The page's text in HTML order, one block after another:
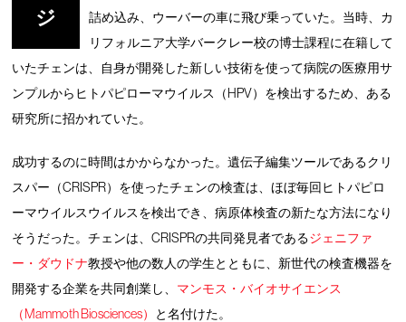
ジ
詰め込み、ウーバーの車に飛び乗っていた。当時、カ
リフォルニア大学バークレー校の博士課程に在籍して
いたチェンは、自身が開発した新しい技術を使って病院の医療用サ
ンプルからヒトパピローマウイルス（HPV）を検出するため、ある
研究所に招かれていた。
成功するのに時間はかからなかった。遺伝子編集ツールであるクリ
スパー（CRISPR）を使ったチェンの検査は、ほぼ毎回ヒトパピロ
ーマウイルスウイルスを検出でき、病原体検査の新たな方法になり
そうだった。チェンは、CRISPRの共同発見者であるジェニファ
ー・ダウドナ教授や他の数人の学生とともに、新世代の検査機器を
開発する企業を共同創業し、 マンモス・バイオサイエンス
（Mammoth Biosciences） と名付けた。